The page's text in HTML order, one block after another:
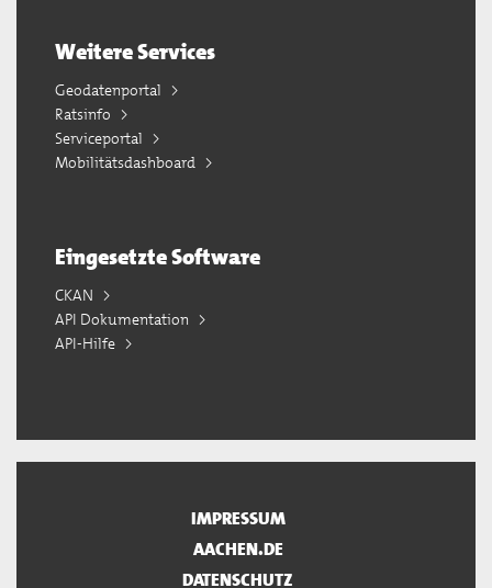
Weitere Services
Geodatenportal
Ratsinfo
Serviceportal
Mobilitätsdashboard
Eingesetzte Software
CKAN
API Dokumentation
API-Hilfe
IMPRESSUM
AACHEN.DE
DATENSCHUTZ